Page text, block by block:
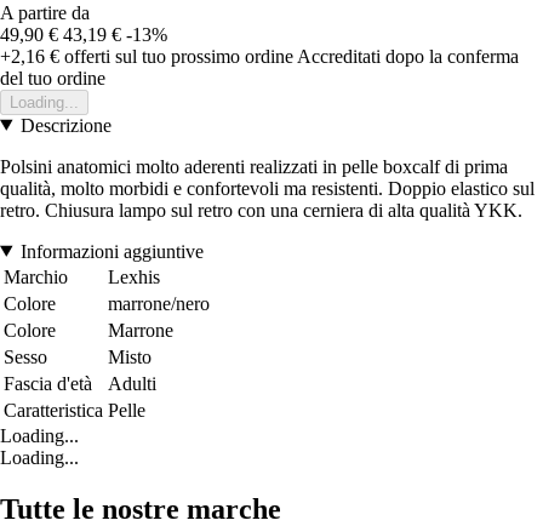
A partire da
49,90 € 43,19 € -13%
+2,16 € offerti sul tuo prossimo ordine Accreditati dopo la conferma
del tuo ordine
Loading...
Descrizione
Polsini anatomici molto aderenti realizzati in pelle boxcalf di prima
qualità, molto morbidi e confortevoli ma resistenti. Doppio elastico sul
retro. Chiusura lampo sul retro con una cerniera di alta qualità YKK.
Informazioni aggiuntive
Marchio
Lexhis
Colore
marrone/nero
Colore
Marrone
Sesso
Misto
Fascia d'età
Adulti
Caratteristica Pelle
Loading...
Loading...
Tutte le nostre marche